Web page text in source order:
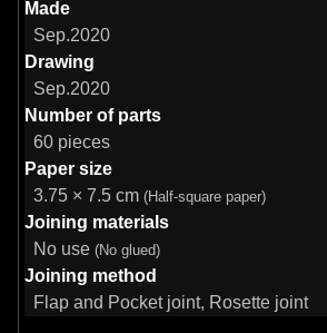
Made
Sep.2020
Drawing
Sep.2020
Number of parts
60 pieces
Paper size
3.75 × 7.5 cm (Half-square paper)
Joining materials
No use (No glued)
Joining method
Flap and Pocket joint, Rosette joint